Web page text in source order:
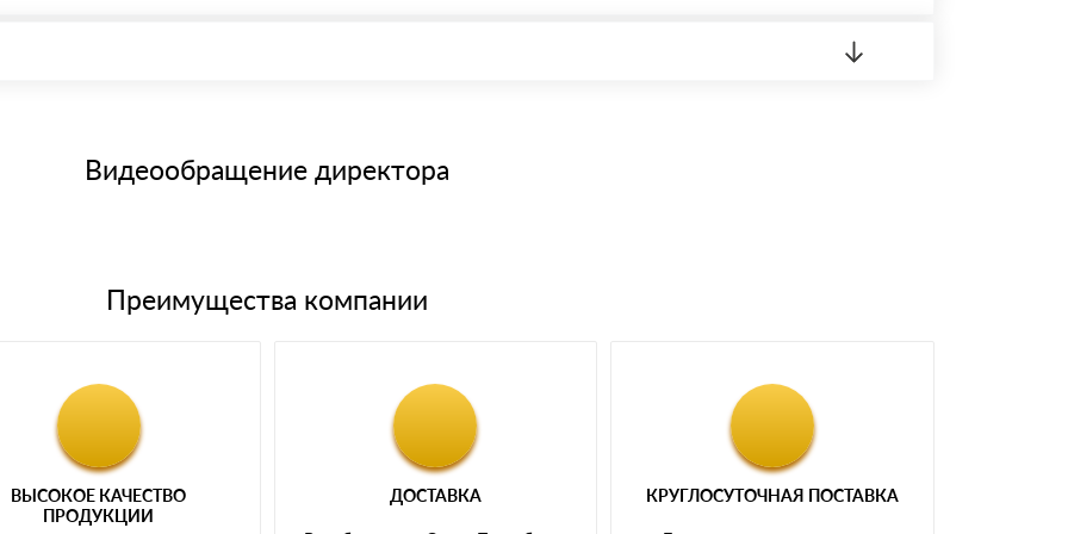
банковским картам
материала после проверки качества и количества заказанного материала.
Видеообращение директора
Преимущества компании
ВЫСОКОЕ КАЧЕСТВО
ПРОДУКЦИИ
ДОСТАВКА КРУГЛОСУТОЧНАЯ ПОСТАВКА